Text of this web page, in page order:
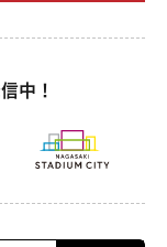
中！